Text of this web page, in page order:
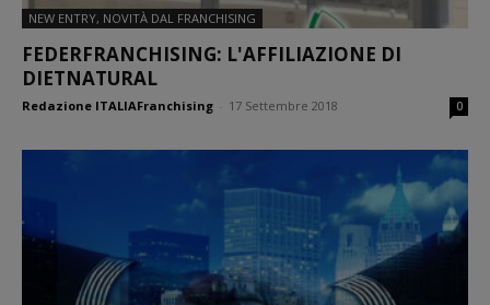
NEW ENTRY, NOVITÀ DAL FRANCHISING
FEDERFRANCHISING: L'AFFILIAZIONE DI
DIETNATURAL
Redazione ITALIAFranchising 17 Settembre 2018 0